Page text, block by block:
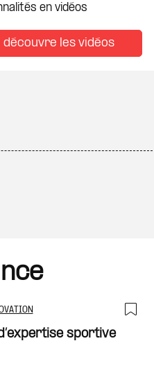
en vidéos
découvre les vidéos
sportive